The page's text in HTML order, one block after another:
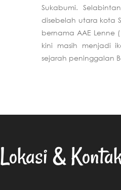
Sukabumi.
disebelah utara kota
bernama AAE Lenne
kini masih menjadi
sejarah peninggalan
Lokasi &